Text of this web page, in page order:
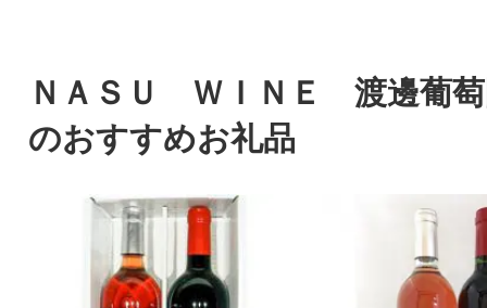
ＮＡＳＵ ＷＩＮＥ 渡邊葡萄
のおすすめお礼品